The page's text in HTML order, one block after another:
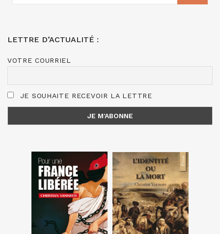
LETTRE D’ACTUALITÉ :
VOTRE COURRIEL
JE SOUHAITE RECEVOIR LA LETTRE